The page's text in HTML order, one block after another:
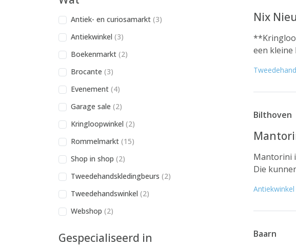
Antiek- en curiosamarkt (3)
Antiekwinkel (3)
Boekenmarkt (2)
Brocante (3)
Evenement (4)
Garage sale (2)
Kringloopwinkel (2)
Rommelmarkt (15)
Shop in shop (2)
Tweedehandskledingbeurs (2)
Tweedehandswinkel (2)
Webshop (2)
Gespecialiseerd in
Nix
een kleine
Bilthoven
Mantorini
Die
Antiekwinkel
Baarn